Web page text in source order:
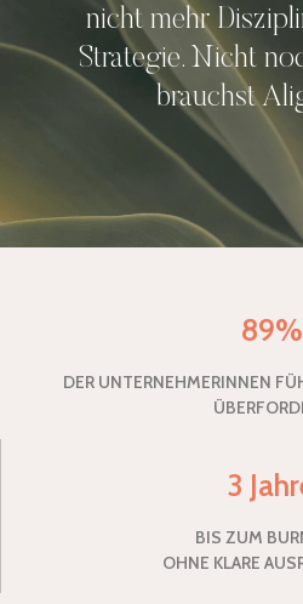
nicht mehr
Strategie. Nicht
brauchst
89%
DER UNTERNEHMERINNEN
3
BIS ZUM
OHNE KLARE